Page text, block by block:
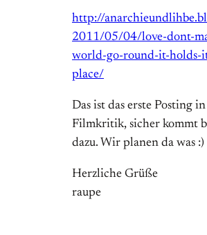
http://
2011/05/04/love-dont-
world-go-round-it-holds-
place/
Das ist das erste Posting
Filmkritik, sicher kommt
dazu. Wir planen da was :)
Herzliche Grüße
raupe